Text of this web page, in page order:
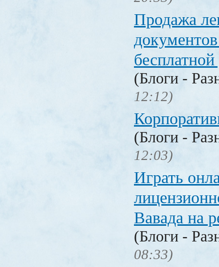
Продажа
(Блоги -
12:12)
(Блоги -
12:03)
Играть
Вавада на
(Блоги -
08:33)